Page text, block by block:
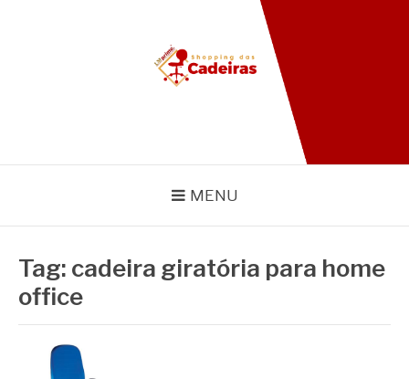
BLOG SHOPPING DAS
CADEIRAS
MENU
Tag: cadeira giratória para home
office